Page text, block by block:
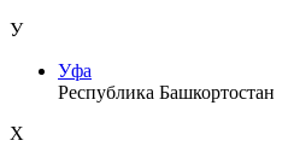
У
Уфа
Республика Башкортостан
Х